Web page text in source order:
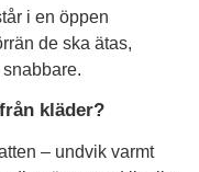
i en öppen
de ska ätas,
kläder?
– undvik varmt